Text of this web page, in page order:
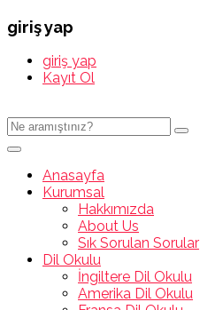
giriş yap
giriş yap
Kayıt Ol
Anasayfa
Kurumsal
Hakkımızda
About Us
Sık Sorulan Sorular
Dil Okulu
İngiltere Dil Okulu
Amerika Dil Okulu